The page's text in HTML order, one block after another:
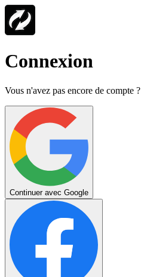
Connexion
Vous n'avez pas encore de compte ?
Continuer avec Google